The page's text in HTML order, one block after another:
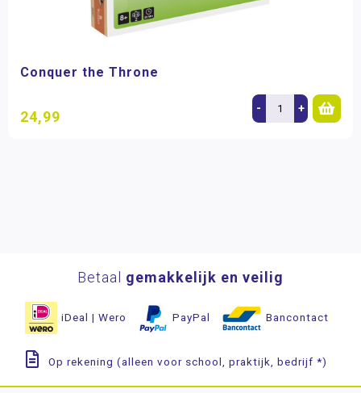
Conquer the Throne
24,99 - +
Betaal gemakkelijk en veilig
iDeal | Wero PayPal Bancontact
Op rekening (alleen voor school, praktijk, bedrijf *)